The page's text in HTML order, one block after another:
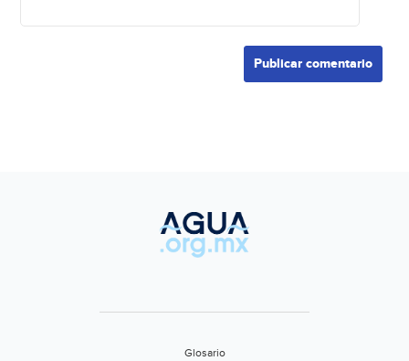
Glosario